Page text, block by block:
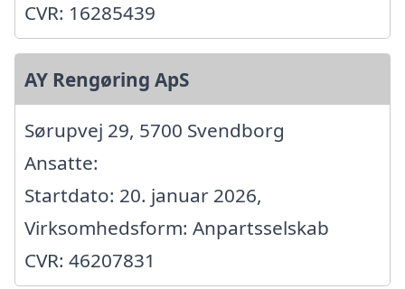
CVR: 16285439
AY Rengøring ApS
Sørupvej 29, 5700 Svendborg
Ansatte:
Startdato: 20. januar 2026,
Virksomhedsform: Anpartsselskab
CVR: 46207831